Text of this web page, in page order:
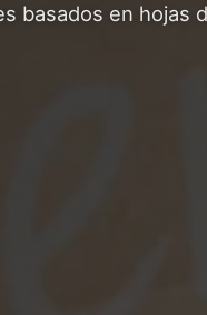
basados en hojas